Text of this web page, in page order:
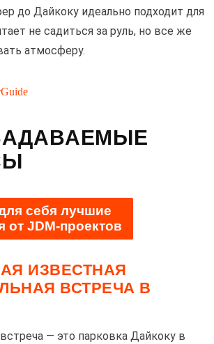
до Дайкоку идеально подходит для
не садиться за руль, но все же
атмосферу.
себя лучшие
от JDM-проектов
ИЗВЕСТНАЯ
ВСТРЕЧА В
— это парковка Дайкоку в